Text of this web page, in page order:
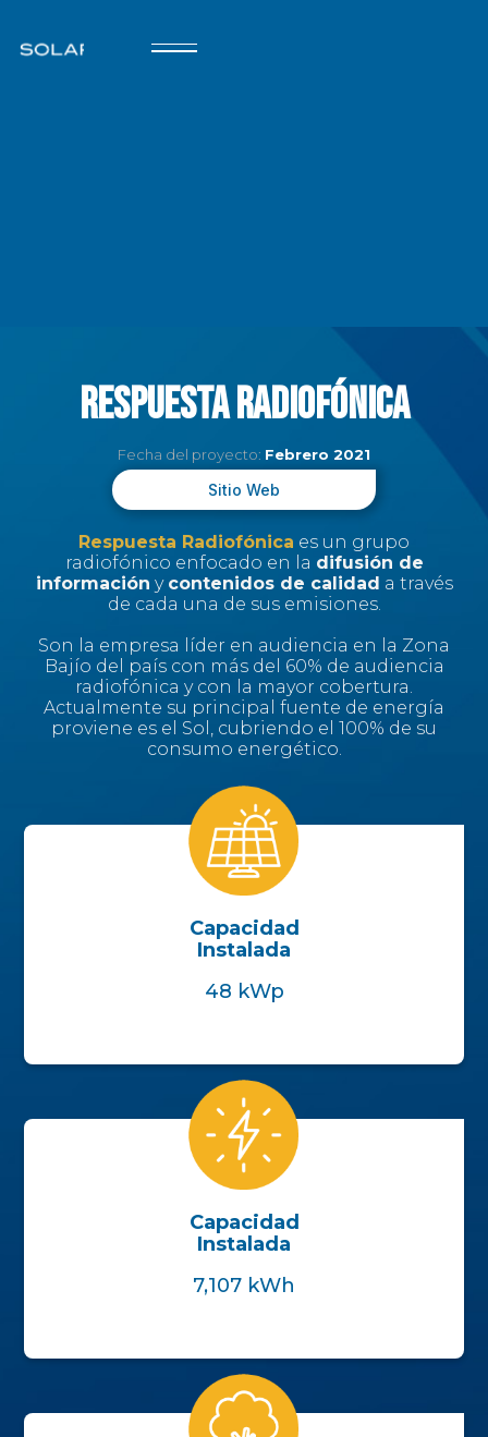
Respuesta Radiofónica
Fecha del proyecto: Febrero 2021
Sitio Web
Respuesta Radiofónica es un grupo
radiofónico enfocado en la difusión de
información y contenidos de calidad a través
de cada una de sus emisiones.
Son la empresa líder en audiencia en la Zona
Bajío del país con más del 60% de audiencia
radiofónica y con la mayor cobertura.
Actualmente su principal fuente de energía
proviene es el Sol, cubriendo el 100% de su
consumo energético.
Capacidad
Instalada
48 kWp
Capacidad
Instalada
7,107 kWh